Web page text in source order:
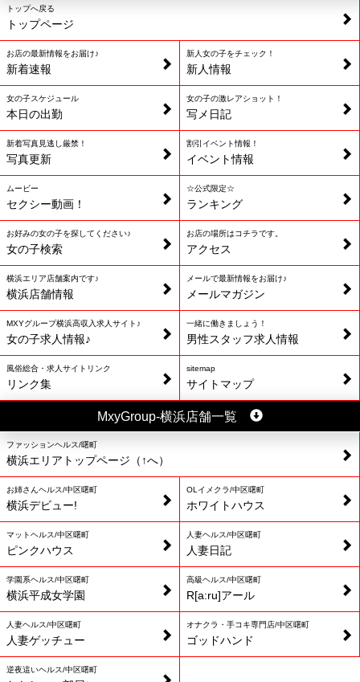
トップへ戻る
トップページ
お店の最新情報をお届け♪
新着速報
新人女の子をチェック！
新人情報
女の子スケジュール
本日の出勤
女の子の激レアショット！
写メ日記
新着写真見逃し厳禁！
写真更新
割引イベント情報！
イベント情報
ムービー
セクシー動画！
☆公式限定☆
ランキング
お好みの女の子を探してください♪
女の子検索
お店の場所はコチラです。
アクセス
横浜エリア店舗案内です♪
横浜店舗情報
メールで最新情報をお届け♪
メールマガジン
MXYグループ横浜高収入求人サイト♪
女の子求人情報♪
一緒に働きましょう！
男性スタッフ求人情報
風俗総合・求人サイトリンク
リンク集
sitemap
サイトマップ
MxyGroup-横浜店舗一覧
ファッションヘルス/曙町
横浜エリアトップページ（↑へ）
お姉さんヘルス/中区曙町
横浜デビュー!
OLイメクラ/中区曙町
ホワイトハウス
マットヘルス/中区曙町
ピンクハウス
人妻ヘルス/中区曙町
人妻日記
学園系ヘルス/中区曙町
横浜平成女学園
高級ヘルス/中区曙町
R[a:ru]アール
人妻ヘルス/中区曙町
人妻ゲッチュー
オナクラ・手コキ専門店/中区曙町
ゴッドハンド
逆夜這いヘルス/中区曙町